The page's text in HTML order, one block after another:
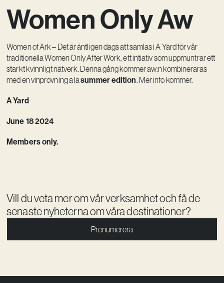
Kreativ utveckling
Vision
Kontakt
Women Only Aw
Women of Ark – Det är äntligen dags att samlas i A Yard för vår
traditionella Women Only After Work, ett intiativ som uppmuntrar ett
starkt kvinnligt nätverk. Denna gång kommer aw:n kombineraras
med en vinprovning a lasummer edition. Mer info kommer.
A Yard
June 18 2024
Members only.
Vill du veta mer om vår verksamhet och få de
senaste nyheterna om våra destinationer?
Prenumerera